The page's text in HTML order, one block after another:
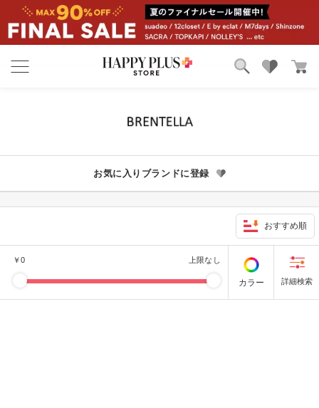
お気に入り
お気に入りブランドに登録
おすすめ順
￥0 上限なし
カラー